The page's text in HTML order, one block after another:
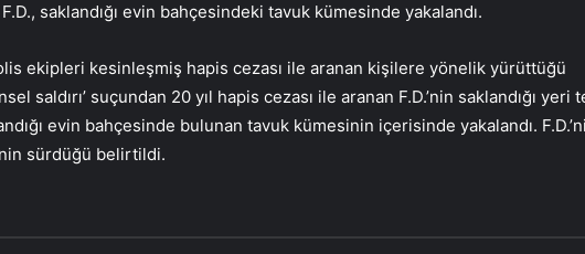
saklandığı evin bahçesindeki tavuk kümesinde yakalandı.
ekipleri kesinleşmiş hapis cezası ile aranan kişilere yönelik yürüttüğü
saldırı’ suçundan 20 yıl hapis cezası ile aranan F.D.’nin saklandığı yeri
evin bahçesinde bulunan tavuk kümesinin içerisinde yakalandı.
sürdüğü belirtildi.